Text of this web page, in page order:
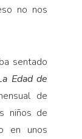
no nos
sentado
Edad de
de
niños de
en unos